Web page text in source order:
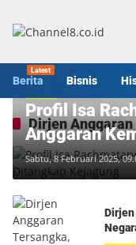
konten
Berita Bisnis
Dirjen
Profil Isa
Anggaran
Kejagung
Sabtu, 8 Februari 2025,
Dirjen